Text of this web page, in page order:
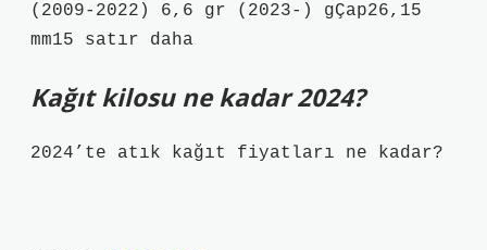
(2009-2022) 6,6 gr (2023-) gÇap26,15
mm15 satır daha
Kağıt kilosu ne kadar 2024?
2024’te atık kağıt fiyatları ne kadar?